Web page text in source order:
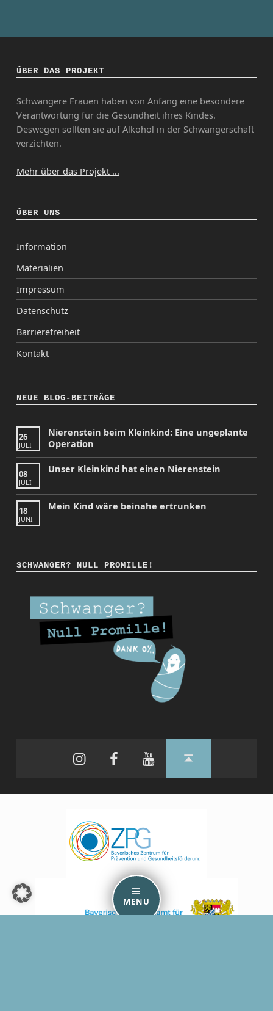
MENU
ÜBER DAS PROJEKT
Schwangere Frauen haben von Anfang eine besondere
Verantwortung für die Gesundheit ihres Kindes.
Deswegen sollten sie auf Alkohol in der Schwangerschaft
verzichten.
Mehr über das Projekt ...
ÜBER UNS
Information
Materialien
Impressum
Datenschutz
Barrierefreiheit
Kontakt
NEUE BLOG-BEITRÄGE
26
JULI
Nierenstein beim Kleinkind: Eine ungeplante
Operation
08
JULI
Unser Kleinkind hat einen Nierenstein
18
JUNI
Mein Kind wäre beinahe ertrunken
SCHWANGER? NULL PROMILLE!
FacebookYouTubeBack to top ↑